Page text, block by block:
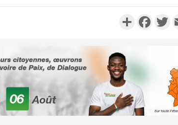
Partager
Côte
battant